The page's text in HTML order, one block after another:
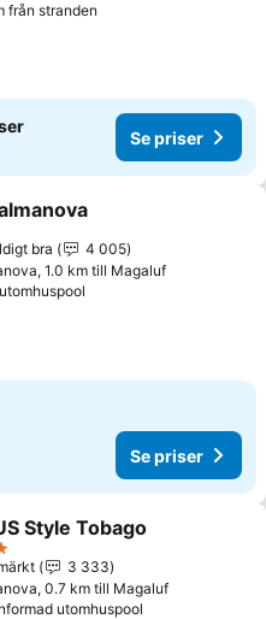
från stranden
Se priser
till i Mina Favoriter
bra
4 005
1.0 km till Magaluf
Se priser
till i Mina Favoriter
Style Tobago
3 333
0.7 km till Magaluf
utomhuspool